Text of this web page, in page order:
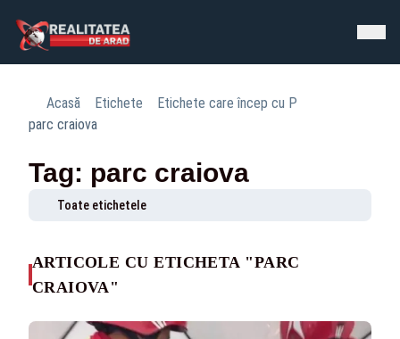
Acasă Etichete
Etichete care încep cu P
parc craiova
Tag: parc craiova
Toate etichetele
ARTICOLE CU ETICHETA "PARC
CRAIOVA"